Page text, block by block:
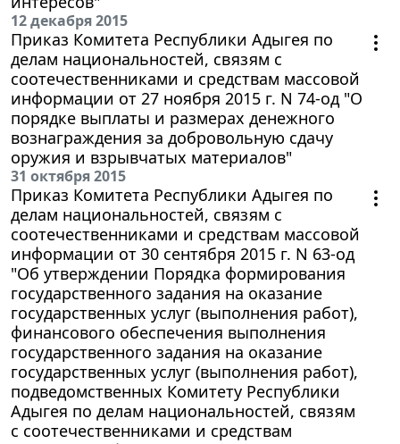
12 декабря 2015
Приказ Комитета Республики Адыгея по
делам национальностей, связям с
соотечественниками и средствам массовой
информации от 27 ноября 2015 г. N 74-од "О
порядке выплаты и размерах денежного
вознаграждения за добровольную сдачу
оружия и взрывчатых материалов"
31 октября 2015
Приказ Комитета Республики Адыгея по
делам национальностей, связям с
соотечественниками и средствам массовой
информации от 30 сентября 2015 г. N 63-од
"Об утверждении Порядка формирования
государственного задания на оказание
государственных услуг (выполнения работ),
финансового обеспечения выполнения
государственного задания на оказание
государственных услуг (выполнения работ),
подведомственных Комитету Республики
Адыгея по делам национальностей, связям
с соотечественниками и средствам